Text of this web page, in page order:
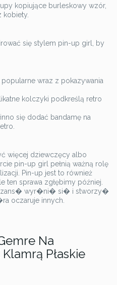
kopiujące burleskowy wzór,
kobiety.
się stylem pin-up girl, by
popularne wraz z pokazywania
kolczyki podkreślą retro
się dodać bandamę na
więcej dziewczęcy albo
pin-up girl pełnią ważną rolę
Pin-up jest to również
ten sprawa zgłębimy później.
wyr�ni� si� i stworzy�
oczaruje innych.
Na
Płaskie